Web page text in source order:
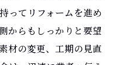
ってリフォームを進め
からもしっかりと要望
材の変更、工期の見直